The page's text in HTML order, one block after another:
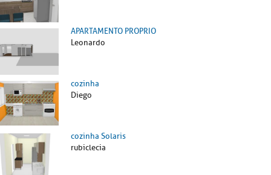
APARTAMENTO PROPRIO
Leonardo
cozinha
Diego
cozinha Solaris
rubiclecia